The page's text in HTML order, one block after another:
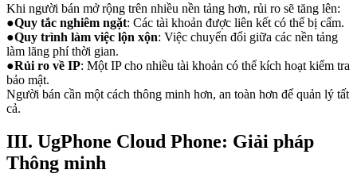
Khi người bán mở rộng trên nhiều nền tảng hơn, rủi ro sẽ tăng lên:
●Quy tắc nghiêm ngặt: Các tài khoản được liên kết có thể bị cấm.
●Quy trình làm việc lộn xộn: Việc chuyển đổi giữa các nền tảng
làm lãng phí thời gian.
●Rủi ro về IP: Một IP cho nhiều tài khoản có thể kích hoạt kiểm tra
bảo mật.
Người bán cần một cách thông minh hơn, an toàn hơn để quản lý tất
cả.
III. UgPhone Cloud Phone: Giải pháp
Thông minh